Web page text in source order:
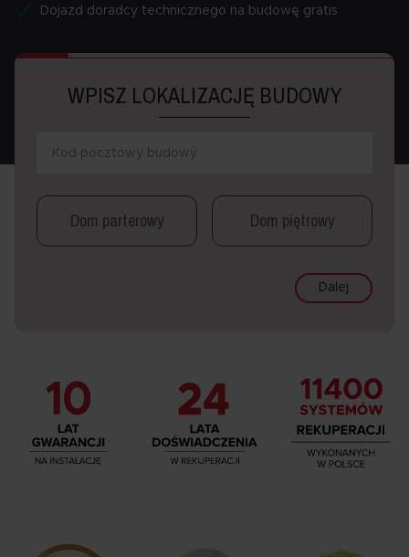
Dojazd doradcy technicznego na budowę gratis
WPISZ LOKALIZACJĘ BUDOWY
Dom parterowy Dom piętrowy
Dalej